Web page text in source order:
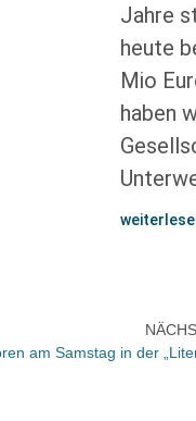
Jahre
heute
Mio
haben
am Samstag in der